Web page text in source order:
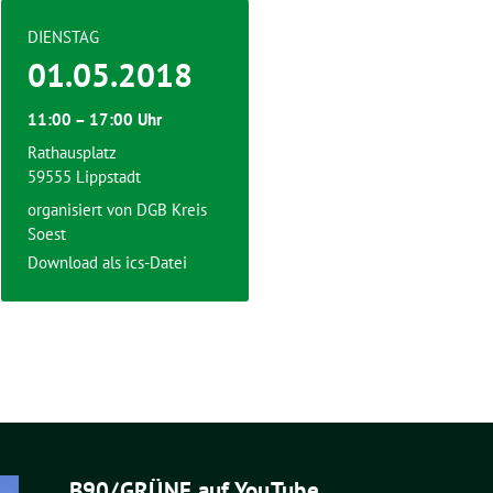
DIENSTAG
01.05.2018
11:00 – 17:00 Uhr
Rathausplatz
59555 Lippstadt
organisiert von DGB Kreis
Soest
Download als ics-Datei